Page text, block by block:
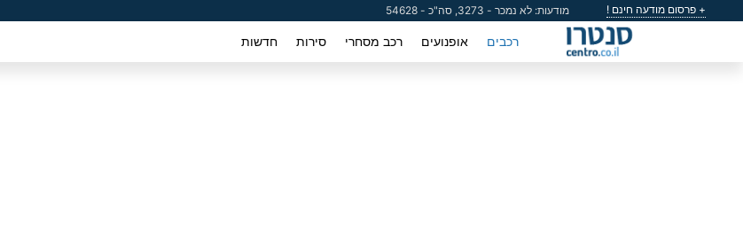
+ פרסום מודעה חינם ! מודעות: לא נמכר - 3273, סה"כ - 54628
רכבים אופנועים רכב מסחרי סירות חדשות